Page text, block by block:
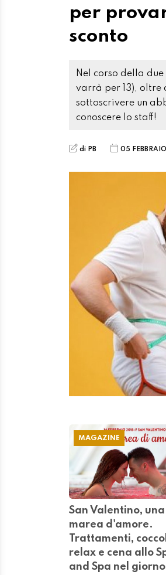
per
sconto
Nel corso della
varrà per 13), oltre
sottoscrivere un
conoscere lo staff!
di PB 05
MAGAZINE
San Valentino, una
marea d'amore.
Trattamenti,
relax e cena allo
and Spa nel